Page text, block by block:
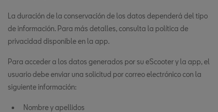
La duración de la conservación de los datos dependerá del tipo
de información. Para más detalles, consulta la política de
privacidad disponible en la app.
Para acceder a los datos generados por su eScooter y la app, el
usuario debe enviar una solicitud por correo electrónico con la
siguiente información:
Nombre y apellidos